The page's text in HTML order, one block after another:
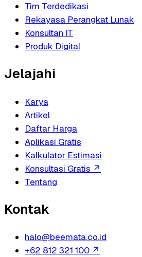
Tim Terdedikasi
Rekayasa Perangkat Lunak
Konsultan IT
Produk Digital
Jelajahi
Karya
Artikel
Daftar Harga
Aplikasi Gratis
Kalkulator Estimasi
Konsultasi Gratis ↗
Tentang
Kontak
halo@beemata.co.id
+62 812 321 100 ↗